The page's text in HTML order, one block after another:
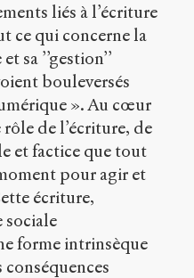
liés à l’écriture
ce qui concerne la
’’gestion’’
bouleversés
». Au cœur
de l’écriture, de
et factice que tout
pour agir et
écriture,
sociale
forme intrinsèque
conséquences